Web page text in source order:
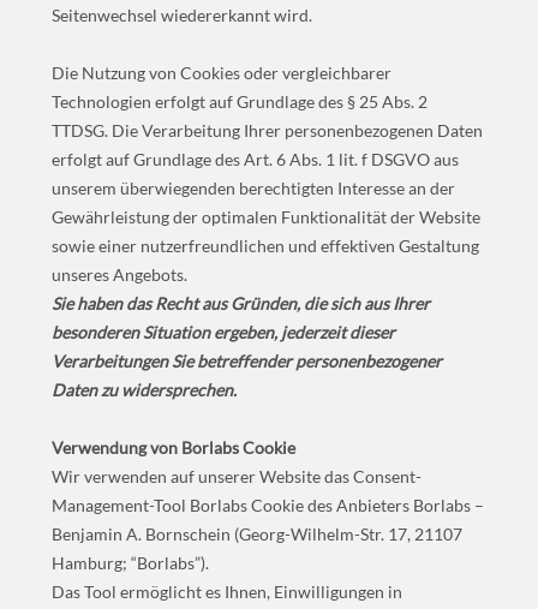
Seitenwechsel wiedererkannt wird.
Die Nutzung von Cookies oder vergleichbarer
Technologien erfolgt auf Grundlage des § 25 Abs. 2
TTDSG. Die Verarbeitung Ihrer personenbezogenen Daten
erfolgt auf Grundlage des Art. 6 Abs. 1 lit. f DSGVO aus
unserem überwiegenden berechtigten Interesse an der
Gewährleistung der optimalen Funktionalität der Website
sowie einer nutzerfreundlichen und effektiven Gestaltung
unseres Angebots.
Sie haben das Recht aus Gründen, die sich aus Ihrer
besonderen Situation ergeben, jederzeit dieser
Verarbeitungen Sie betreffender personenbezogener
Daten zu widersprechen.
Verwendung von Borlabs Cookie
Wir verwenden auf unserer Website das Consent-
Management-Tool Borlabs Cookie des Anbieters Borlabs –
Benjamin A. Bornschein (Georg-Wilhelm-Str. 17, 21107
Hamburg; “Borlabs”).
Das Tool ermöglicht es Ihnen, Einwilligungen in